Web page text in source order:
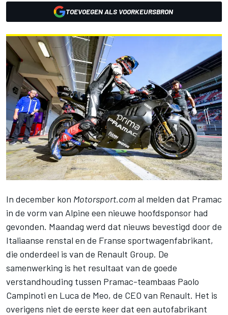
TOEVOEGEN ALS VOORKEURSBRON
In december kon Motorsport.comal melden dat Pramac
in de vorm van Alpine een nieuwe hoofdsponsor had
gevonden. Maandag werd dat nieuws bevestigd door de
Italiaanse renstal en de Franse sportwagenfabrikant,
die onderdeel is van de Renault Group. De
samenwerking is het resultaat van de goede
verstandhouding tussen Pramac-teambaas Paolo
Campinoti en Luca de Meo, de CEO van Renault. Het is
overigens niet de eerste keer dat een autofabrikant